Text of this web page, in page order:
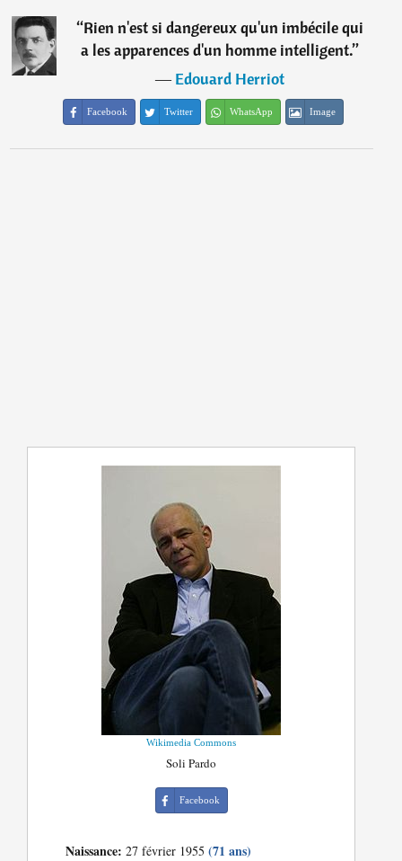
“Rien n'est si dangereux qu'un imbécile qui
a les apparences d'un homme intelligent.”
―Edouard Herriot
Facebook Twitter WhatsApp Image
Wikimedia Commons
Soli Pardo
Facebook
Naissance: 27 février 1955(71 ans)